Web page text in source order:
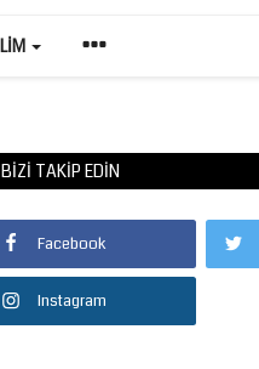
BIZI TAKIP EDIN
Facebook
Instagram